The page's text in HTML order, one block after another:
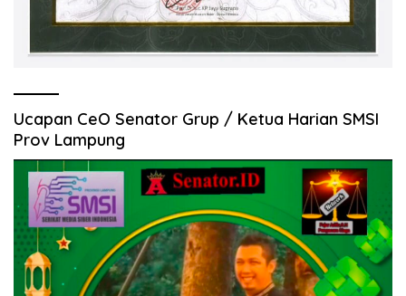
Ucapan CeO Senator Grup / Ketua Harian SMSI
Prov Lampung